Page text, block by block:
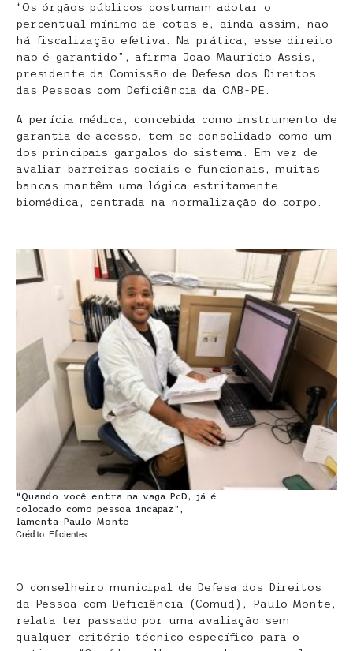
“Os órgãos públicos costumam adotar o
percentual mínimo de cotas e, ainda assim, não
há fiscalização efetiva. Na prática, esse direito
não é garantido”, afirma João Maurício Assis,
presidente da Comissão de Defesa dos Direitos
das Pessoas com Deficiência da OAB-PE.
A perícia médica, concebida como instrumento de
garantia de acesso, tem se consolidado como um
dos principais gargalos do sistema. Em vez de
avaliar barreiras sociais e funcionais, muitas
bancas mantêm uma lógica estritamente
biomédica, centrada na normalização do corpo.
“Quando você entra na vaga PcD, já é
colocado como pessoa incapaz”,
lamenta Paulo Monte
Crédito: Eficientes
O conselheiro municipal de Defesa dos Direitos
da Pessoa com Deficiência (Comud), Paulo Monte,
relata ter passado por uma avaliação sem
qualquer critério técnico específico para o